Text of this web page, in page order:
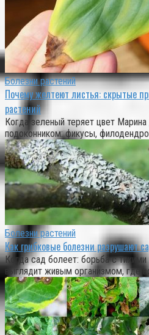
Болезни растений
Почему желтеют листья: скрытые
растений
Когда зеленый теряет цвет
подоконником: фикусы,
Болезни растений
Как грибковые болезни разрушают
Когда сад болеет: борьба с
выглядит живым организмом, где